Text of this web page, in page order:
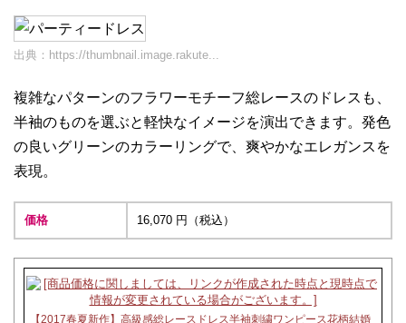
出典： https://thumbnail.image.rakute...
複雑なパターンのフラワーモチーフ総レースのドレスも、
半袖のものを選ぶと軽快なイメージを演出できます。発色
の良いグリーンのカラーリングで、爽やかなエレガンスを
表現。
価格 16,070 円（税込）
【2017春夏新作】高級感総レースドレス半袖刺繍ワンピース花柄結婚